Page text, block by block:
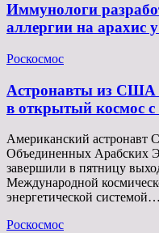
Иммунологи
аллергии на арахис
Роскосмос
Астронавты из США
в открытый космос
Американский астронавт
Объединенных Арабских
завершили в пятницу
Международной
энергетической системой…
Роскосмос